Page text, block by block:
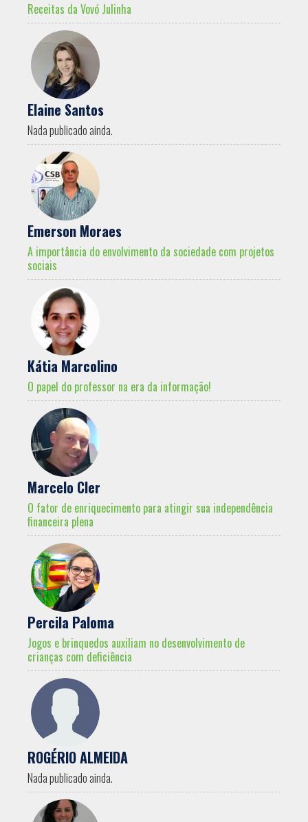
Receitas da Vovó Julinha
Elaine Santos
Nada publicado ainda.
Emerson Moraes
A importância do envolvimento da sociedade com projetos
sociais
Kátia Marcolino
O papel do professor na era da informação!
Marcelo Cler
O fator de enriquecimento para atingir sua independência
financeira plena
Percila Paloma
Jogos e brinquedos auxiliam no desenvolvimento de
crianças com deficiência
ROGÉRIO ALMEIDA
Nada publicado ainda.